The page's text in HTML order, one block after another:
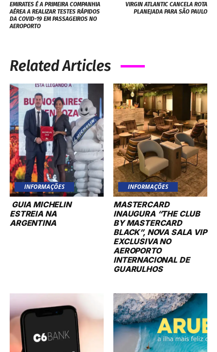
EMIRATES É A PRIMEIRA COMPANHIA
AÉREA A REALIZAR TESTES RÁPIDOS
DA COVID-19 EM PASSAGEIROS NO
AEROPORTO
VIRGIN ATLANTIC CANCELA ROTA
PLANEJADA PARA SÃO PAULO
Related Articles
INFORMAÇÕES
GUIA MICHELIN
ESTREIA NA
ARGENTINA
INFORMAÇÕES
MASTERCARD
INAUGURA “THE CLUB
BY MASTERCARD
BLACK”, NOVA SALA VIP
EXCLUSIVA NO
AEROPORTO
INTERNACIONAL DE
GUARULHOS